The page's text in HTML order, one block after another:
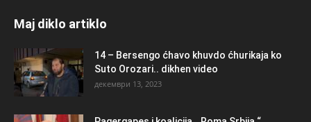
Maj diklo artiklo
14 – Bersengo ćhavo khuvdo ćhurikaja ko
Suto Orozari.. dikhen video
декември 13, 2023